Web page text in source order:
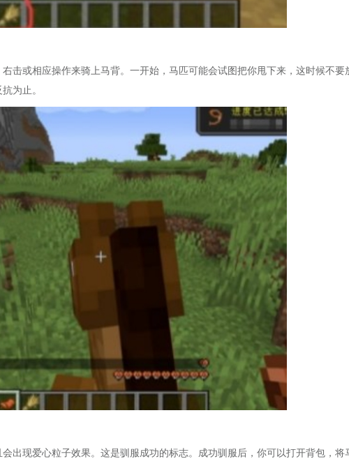
击或相应操作来骑上马背。一开始，马匹可能会试图把你甩下来，这时候不要
为止。
出现爱心粒子效果。这是驯服成功的标志。成功驯服后，你可以打开背包，将